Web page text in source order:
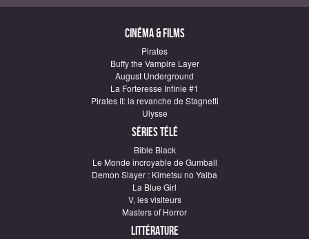
Cinéma & Films
Pirates
Buffy the Vampire Layer
August Underground
La Forteresse Infinie #1
Pirates II: la revanche de Stagnetti
Ulysse
Séries télé
Bible Black
Le Monde incroyable de Gumball
Demon Slayer : Kimetsu no Yaiba
La Blue Girl
V, les visiteurs
Masters of Horror
Littérature